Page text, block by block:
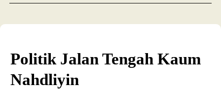
Politik Jalan Tengah Kaum
Nahdliyin